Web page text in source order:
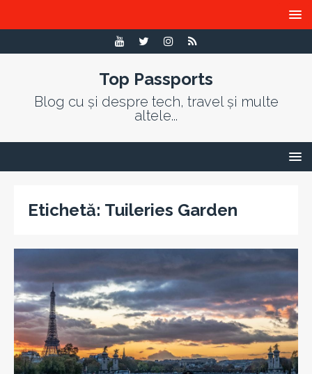
Top Passports
Blog cu și despre tech, travel și multe
altele...
Etichetă: Tuileries Garden